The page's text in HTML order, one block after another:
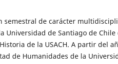
semestral de carácter
Universidad de Santiago de
de la USACH. A partir del
de Humanidades de la